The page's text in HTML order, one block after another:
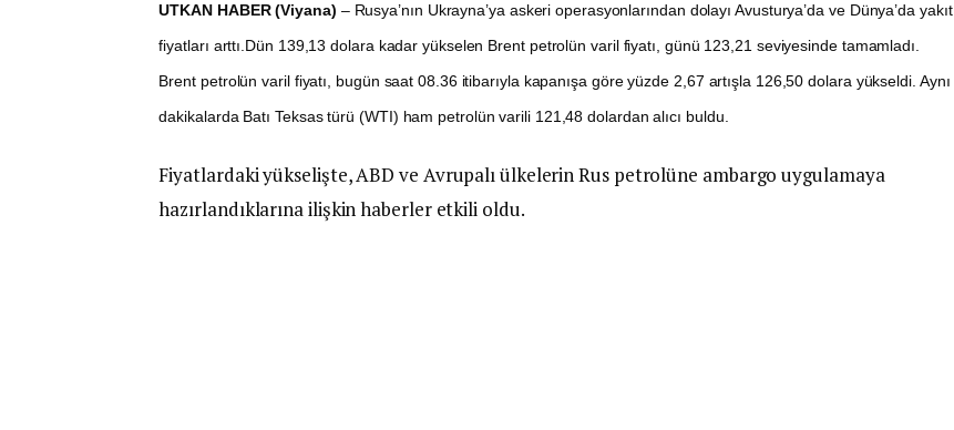
UTKAN HABER (Viyana) – Rusya’nın Ukrayna’ya askeri operasyonlarından dolayı Avusturya’da ve Dünya’da yakıt
fiyatları arttı.Dün 139,13 dolara kadar yükselen Brent petrolün varil fiyatı, günü 123,21 seviyesinde tamamladı.
Brent petrolün varil fiyatı, bugün saat 08.36 itibarıyla kapanışa göre yüzde 2,67 artışla 126,50 dolara yükseldi. Aynı
dakikalarda Batı Teksas türü (WTI) ham petrolün varili 121,48 dolardan alıcı buldu.
Fiyatlardaki yükselişte, ABD ve Avrupalı ülkelerin Rus petrolüne ambargo uygulamaya
hazırlandıklarına ilişkin haberler etkili oldu.